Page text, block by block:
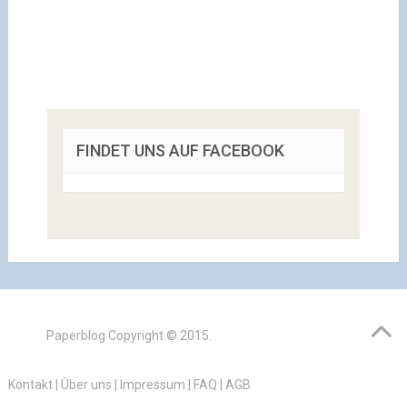
FINDET UNS AUF FACEBOOK
Paperblog Copyright © 2015.
Kontakt| Über uns | Impressum | FAQ | AGB